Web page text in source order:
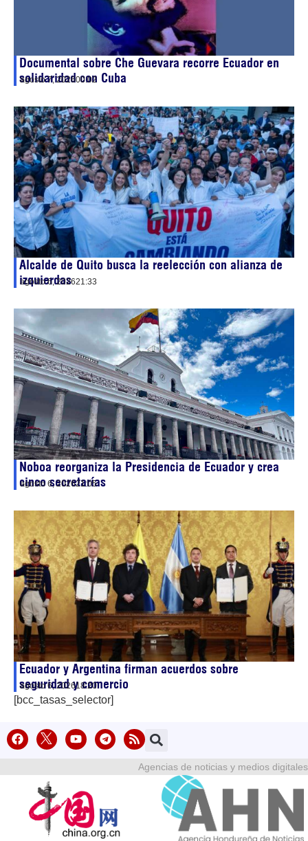
Documental sobre Che Guevara recorre Ecuador en
solidaridad con Cuba
agosto 7, 202600:02
Alcalde de Quito busca la reelección con alianza de
izquierdas
agosto 6, 202621:33
Noboa reorganiza la Presidencia de Ecuador y crea
cinco secretarías
agosto 6, 202621:05
Ecuador y Argentina firman acuerdos sobre
seguridad y comercio
agosto 6, 202618:20
[bcc_tasas_selector]
Agencias de noticias y medios digitales